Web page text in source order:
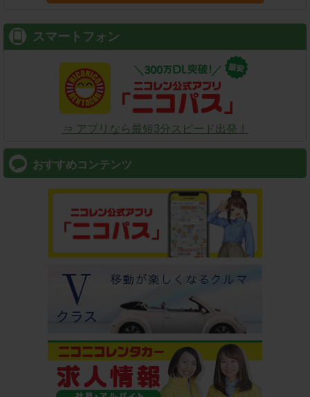
スマートフォン
⇒ アプリなら最短3分スピード出発！
おすすめコンテンツ